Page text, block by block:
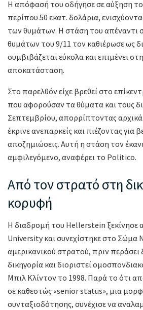
Η απόφασή του οδήγησε σε αύξηση
περίπου 50 εκατ. δολάρια,
των θυμάτων. Η στάση του απέναντι
θυμάτων του 9/11 τον καθιέρωσε ως
συμβιβάζεται εύκολα και επιμένει
αποκατάσταση.
Στο παρελθόν είχε βρεθεί στο
που αφορούσαν τα θύματα και τους
Σεπτεμβρίου, απορρίπτοντας
έκρινε ανεπαρκείς και πιέζοντας για
αποζημιώσεις. Αυτή η στάση τον
αμφιλεγόμενο, αναφέρει το Politico.
Από τον στρατό στη
κορυφή
Η διαδρομή του Hellerstein ξεκίνησε
University και συνεχίστηκε στο Σώμα
αμερικανικού στρατού, πριν περάσει
δικηγορία και διοριστεί
Μπιλ Κλίντον το 1998. Παρά το ότι
σε καθεστώς «senior status», μια
συνταξιοδότησης, συνέχισε να